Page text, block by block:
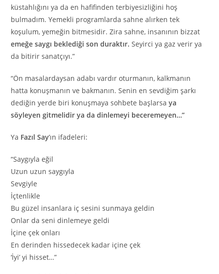
küstahlığını ya da en hafifinden terbiyesizliğini hoş
bulmadım. Yemekli programlarda sahne alırken tek
koşulum, yemeğin bitmesidir. Zira sahne, insanının bizzat
emeğe saygı beklediği son duraktır. Seyirci ya gaz verir ya
da bitirir sanatçıyı.”
“Ön masalardaysan adabı vardır oturmanın, kalkmanın
hatta konuşmanın ve bakmanın. Senin en sevdiğim şarkı
dediğin yerde biri konuşmaya sohbete başlarsaya
söyleyen gitmelidir ya da dinlemeyi beceremeyen…”
Ya Fazıl Say’ın ifadeleri:
“Saygıyla eğil
Uzun uzun saygıyla
Sevgiyle
İçtenlikle
Bu güzel insanlara iç sesini sunmaya geldin
Onlar da seni dinlemeye geldi
İçine çek onları
En derinden hissedecek kadar içine çek
‘İyi’ yi hisset…”